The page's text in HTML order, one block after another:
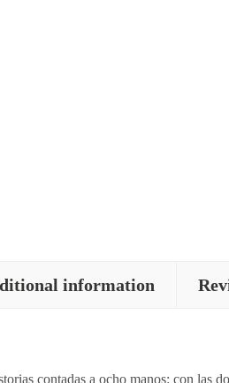
information
contadas a ocho manos: con las